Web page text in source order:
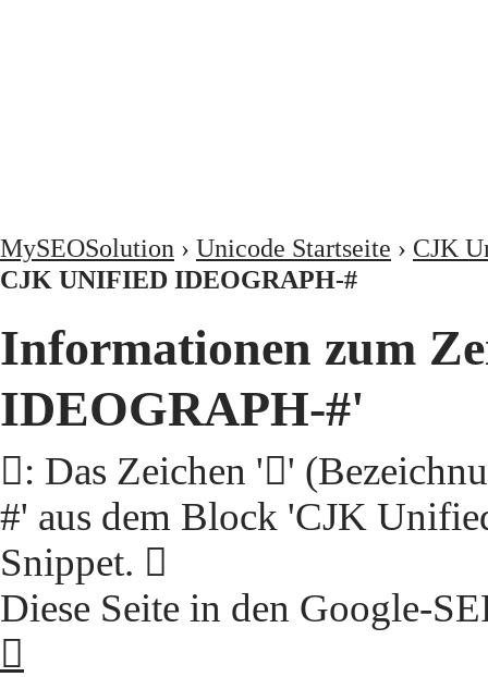
MySEOSolution › Unicode Startseite › CJK
CJK UNIFIED IDEOGRAPH-#
Informationen zum
IDEOGRAPH-#'
𩩳: Das Zeichen '𩩳'
#' aus dem Block 'CJK
Snippet. 𩩳
Diese Seite in den Google-
𩩳